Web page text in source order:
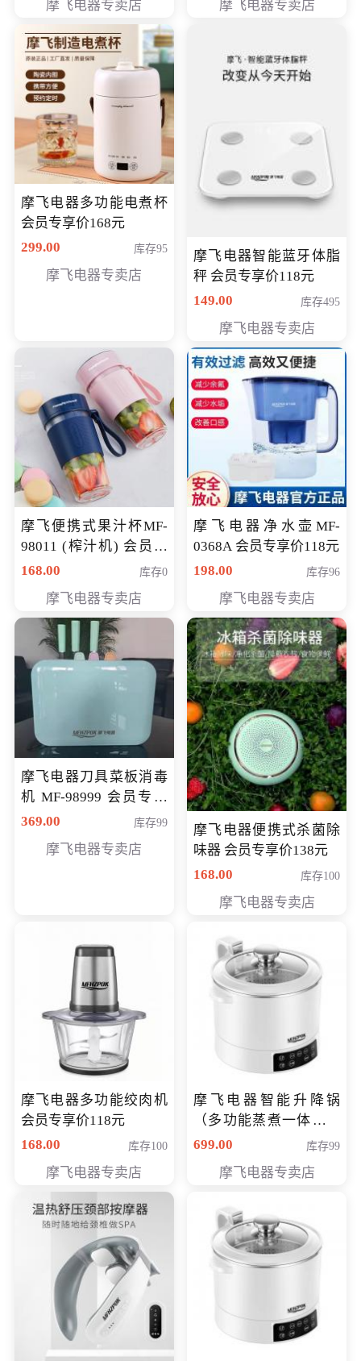
摩飞电器专卖店 摩飞电器专卖店
摩飞电器多功能电煮杯
会员专享价168元
299.00
库存95
摩飞电器专卖店
摩飞电器智能蓝牙体脂
秤 会员专享价118元
149.00
库存495
摩飞电器专卖店
摩飞便携式果汁杯MF-
98011 (榨汁机) 会员专
享价138元
168.00 库存0
摩飞电器专卖店
摩飞电器净水壶MF-
0368A 会员专享价118元
198.00
库存96
摩飞电器专卖店
摩飞电器刀具菜板消毒
机 MF-98999 会员专享
价286元
369.00 库存99
摩飞电器专卖店
摩飞电器便携式杀菌除
味器 会员专享价138元
168.00
库存100
摩飞电器专卖店
摩飞电器多功能绞肉机
会员专享价118元
168.00
库存100
摩飞电器专卖店
摩飞电器智能升降锅
（多功能蒸煮一体锅）
（智能升降养生锅） 会
699.00 库存99
摩飞电器专卖店